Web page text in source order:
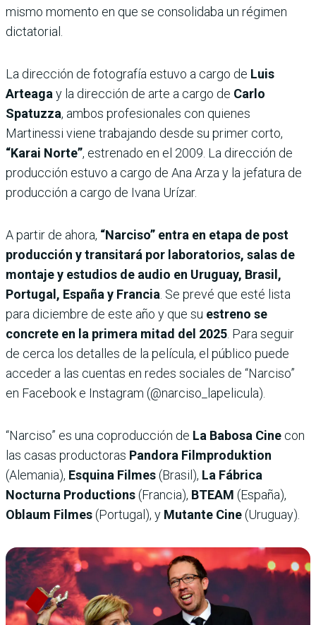
mismo momento en que se consolidaba un régimen
dictatorial.
La dirección de fotografía estuvo a cargo de Luis
Arteaga y la dirección de arte a cargo de Carlo
Spatuzza, ambos profesionales con quienes
Martinessi viene trabajando desde su primer corto,
“Karai Norte”, estrenado en el 2009. La dirección de
producción estuvo a cargo de Ana Arza y la jefatura de
producción a cargo de Ivana Urízar.
A partir de ahora, “Narciso” entra en etapa de post
producción y transitará por laboratorios, salas de
montaje y estudios de audio en Uruguay, Brasil,
Portugal, España y Francia . Se prevé que esté lista
para diciembre de este año y que su estreno se
concrete en la primera mitad del 2025 . Para seguir
de cerca los detalles de la película, el público puede
acceder a las cuentas en redes sociales de “Narciso”
en Facebook e Instagram (@narciso_lapelicula).
“Narciso” es una coproducción de La Babosa Cine con
las casas productoras Pandora Filmproduktion
(Alemania), Esquina Filmes(Brasil), La Fábrica
Nocturna Productions(Francia), BTEAM (España),
Oblaum Filmes(Portugal), y Mutante Cine(Uruguay).